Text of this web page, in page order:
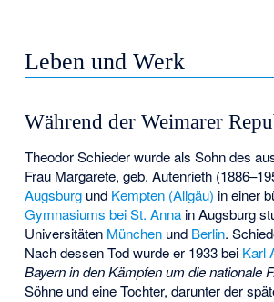
Leben und Werk
Während der Weimarer
Theodor Schieder wurde als Sohn des
Frau Margarete, geb. Autenrieth
Augsburg und Kempten (Allgäu) in einer
Gymnasiums bei St. Anna in Augsburg
Universitäten München und Berlin.
Nach dessen Tod wurde er 1933 bei Karl
Bayern in den Kämpfen um die nationale
Söhne und eine Tochter, darunter der